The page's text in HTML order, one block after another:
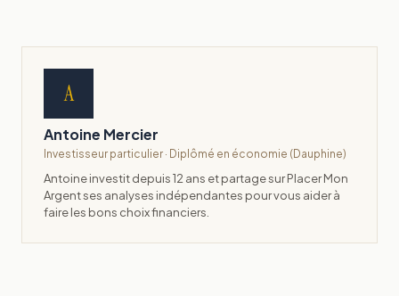
A
Antoine Mercier
Investisseur particulier · Diplômé en économie (Dauphine)
Antoine investit depuis 12 ans et partage sur Placer Mon
Argent ses analyses indépendantes pour vous aider à
faire les bons choix financiers.